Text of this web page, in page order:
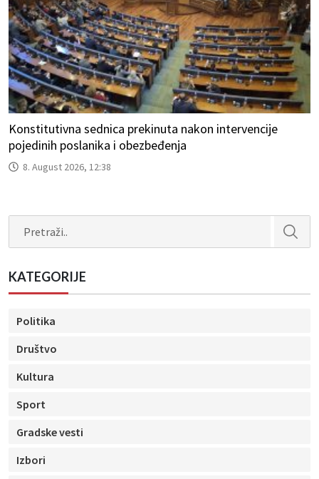
Konstitutivna sednica prekinuta nakon intervencije
pojedinih poslanika i obezbeđenja
8. August 2026, 12:38
KATEGORIJE
Politika
Društvo
Kultura
Sport
Gradske vesti
Izbori